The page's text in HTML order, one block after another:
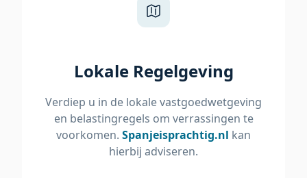
Lokale Regelgeving
Verdiep u in de lokale vastgoedwetgeving
en belastingregels om verrassingen te
voorkomen. Spanjeisprachtig.nl kan
hierbij adviseren.